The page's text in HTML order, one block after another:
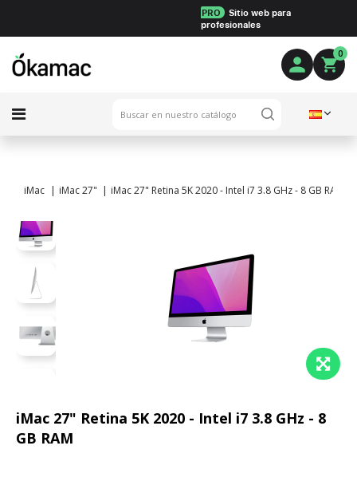
PRO
Sitio web para
profesionales
0
iMac iMac 27" iMac 27" Retina 5K 2020 - Intel i7 3.8 GHz - 8 GB RAM
iMac 27" Retina 5K 2020 - Intel i7 3.8 GHz - 8
GB RAM